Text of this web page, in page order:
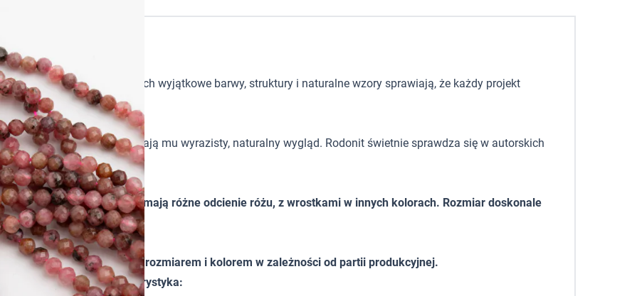
w biżuterii handmade. Ich wyjątkowe barwy, struktury i naturalne wzory sprawiają, że każdy projekt
czarne przejścia nadają mu wyrazisty, naturalny wygląd. Rodonit świetnie sprawdza się w autorskich
połysku. Kamienie mają różne odcienie różu, z wrostkami w innych kolorach. Rozmiar doskonale
różnić od siebie rozmiarem i kolorem w zależności od partii produkcyjnej.
orientacyjną. Charakterystyka: